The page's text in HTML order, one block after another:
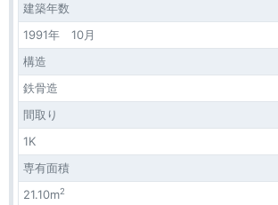
建築年数
1991年 10月
構造
鉄骨造
間取り
1K
専有面積
21.10m2